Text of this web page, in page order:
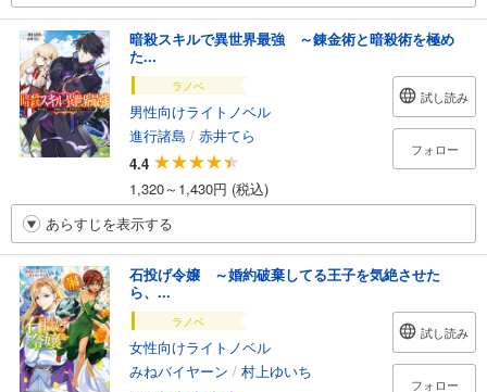
暗殺スキルで異世界最強 ～錬金術と暗殺術を極め
た...
ラノベ
男性向けライトノベル
進行諸島 / 赤井てら
4.4
1,320～1,430円 (税込)
試し読み
フォロー
あらすじを表示する
石投げ令嬢 ～婚約破棄してる王子を気絶させた
ら、...
ラノベ
女性向けライトノベル
みねバイヤーン / 村上ゆいち
試し読み
フォロー